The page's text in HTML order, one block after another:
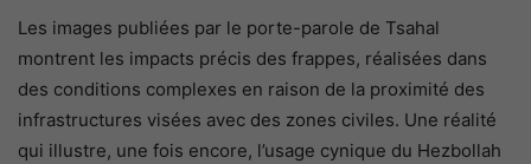
Les images publiées par le porte-parole de Tsahal
montrent les impacts précis des frappes, réalisées dans
des conditions complexes en raison de la proximité des
infrastructures visées avec des zones civiles. Une réalité
qui illustre, une fois encore, l’usage cynique du Hezbollah